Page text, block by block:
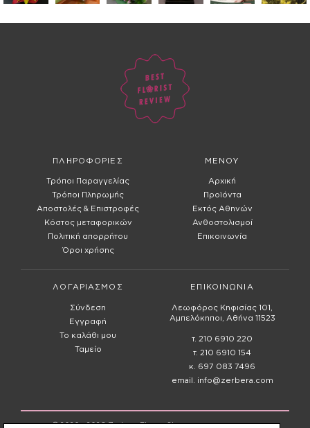
ΠΛΗΡΟΦΟΡΙΕΣ
Τρόποι Παραγγελίας
Τρόποι Πληρωμής
Αποστολές & Επιστροφές
Κόστος μεταφορικών
Πολιτική απορρήτου
Όροι χρήσης
ΜΕΝΟΥ
Αρχική
Προϊόντα
Εκτός Αθηνών
Ανθοστολισμοί
Επικοινωνία
ΛΟΓΑΡΙΑΣΜΟΣ
Σύνδεση
Εγγραφή
Το καλάθι μου
Ταμείο
ΕΠΙΚΟΙΝΩΝΙΑ
Λεωφόρος Κηφισίας 101,
Αμπελόκηποι, Αθήνα 11523
τ. 210 6910 220
τ. 210 6910 154
κ. 697 083 7496
email. info@zerbera.com
© 2020 - 2026Zerbera Flower Shop -Γ.Ε.Μ.Η: 168143903000